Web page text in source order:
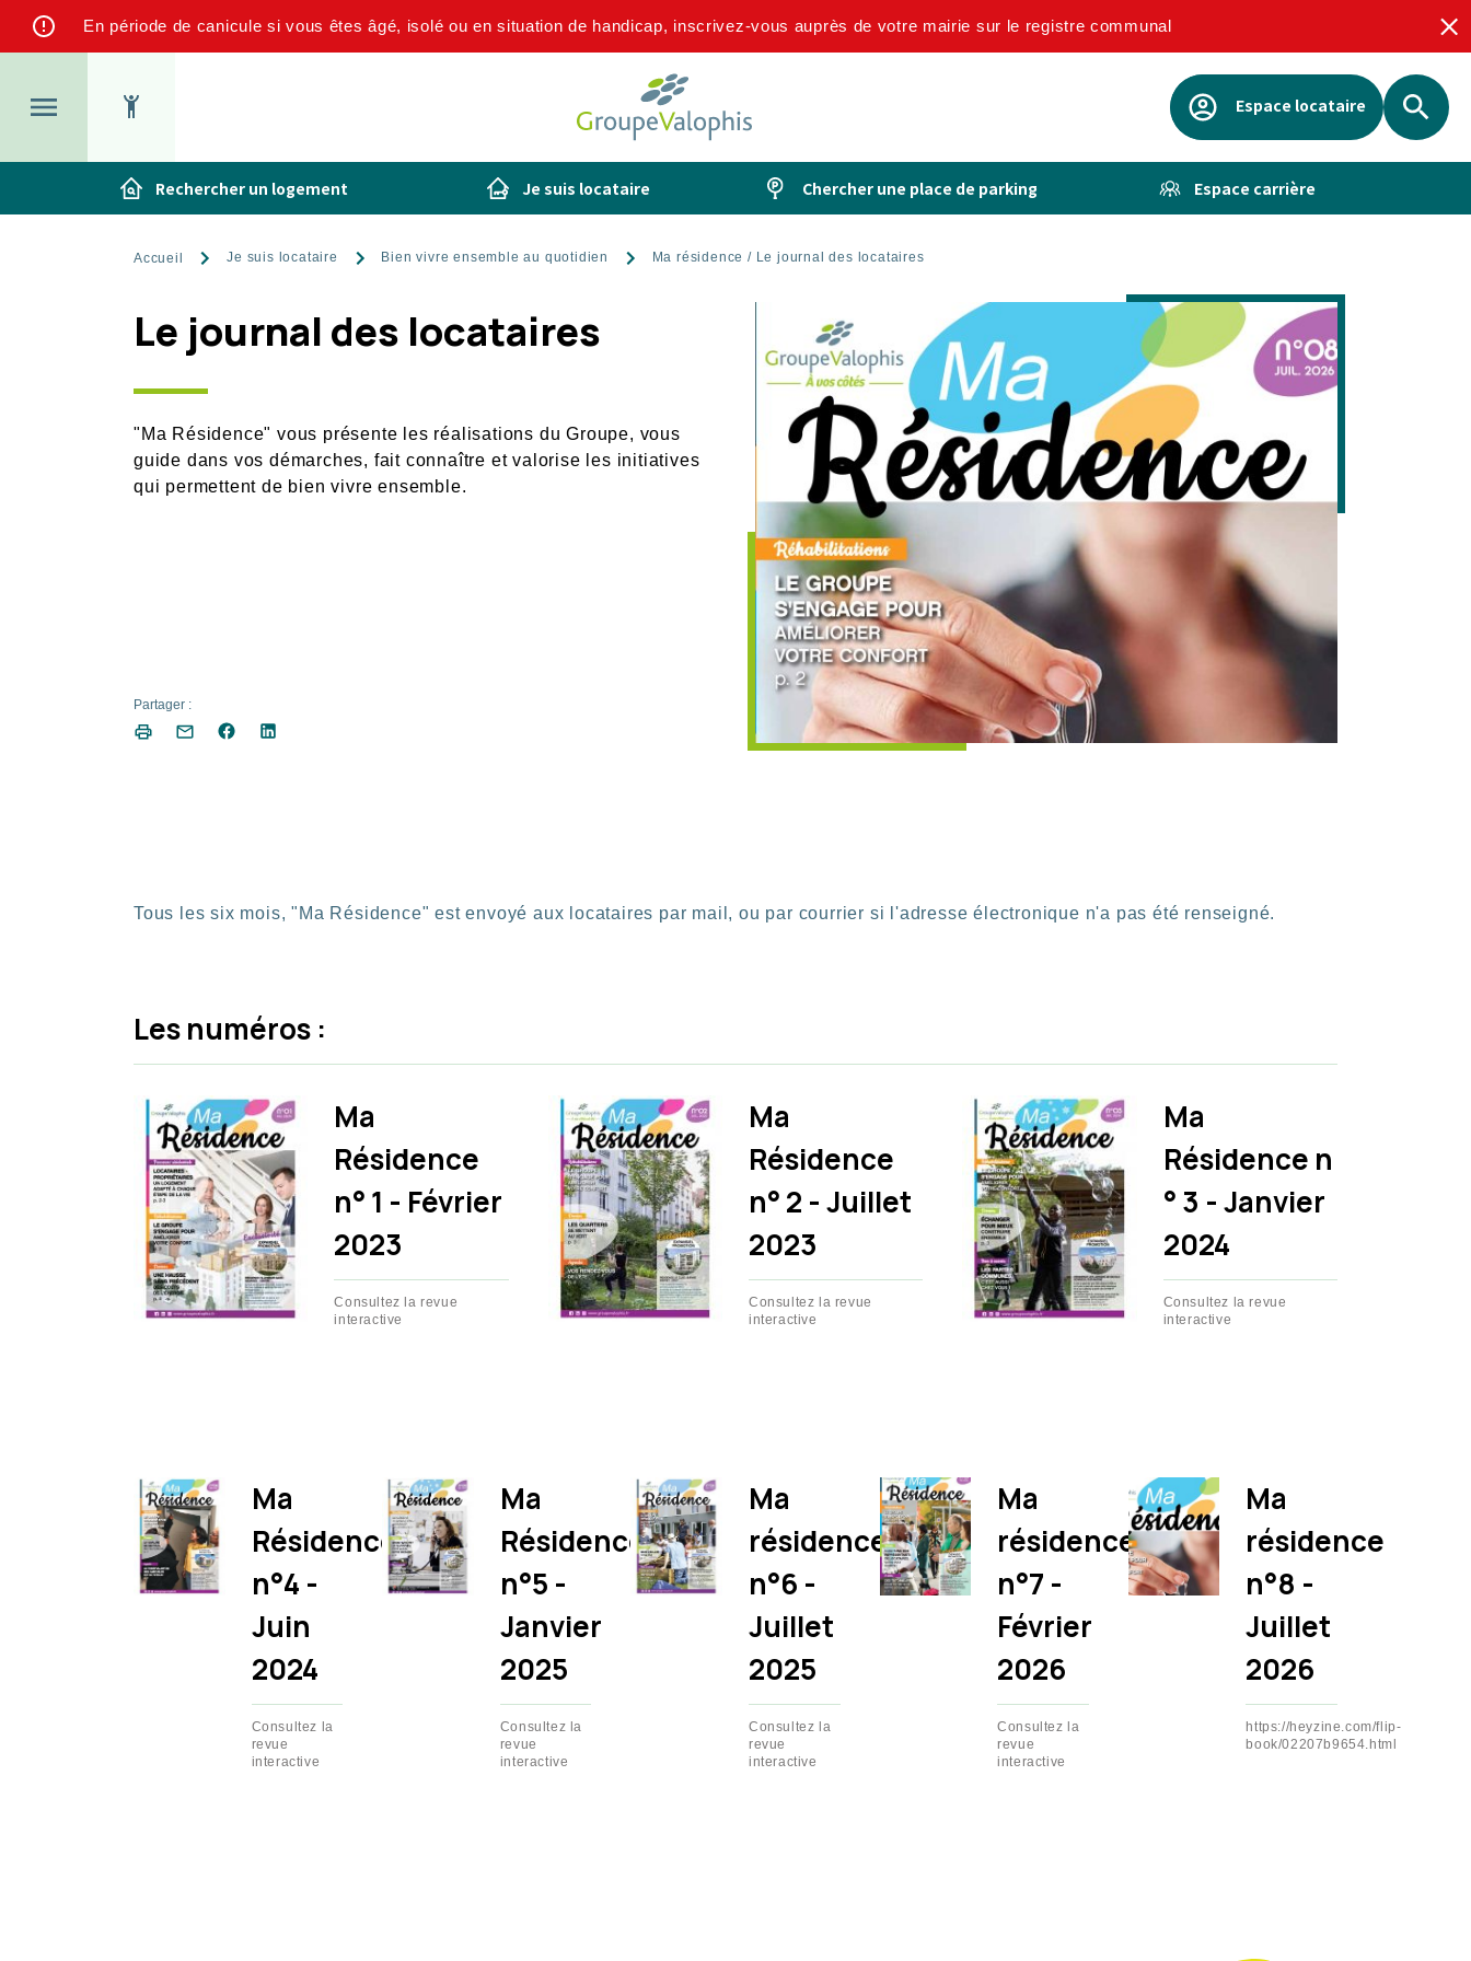
Aller
En période de canicule si vous êtes âgé, isolé ou en situation de handicap, inscrivez-vous auprès de votre mairie sur le registre communal
Espace locataire
top
Rechercher un logement Je suis locataire Chercher une place de parking Espace carrière
Fil
Accueil Je suis locataire Bien vivre ensemble au quotidien Ma résidence / Le journal des locataires
Le journal des locataires
"Ma Résidence" vous présente les réalisations du Groupe, vous
guide dans vos démarches, fait connaître et valorise les initiatives
qui permettent de bien vivre ensemble.
Partager :
Tous les six mois, "Ma Résidence" est envoyé aux locataires par mail, ou par courrier si l'adresse électronique n'a pas été renseigné.
Les numéros :
Ma
Résidence
n° 1 - Février
2023
Consultez la revue
interactive
Ma
Résidence
n° 2 - Juillet
2023
Consultez la revue
interactive
Ma
Résidence n
° 3 - Janvier
2024
Consultez la revue
interactive
Ma
Résidence
n°4 -
Juin
2024
Consultez la
revue
interactive
Ma
Résidence
n°5 -
Janvier
2025
Consultez la
revue
interactive
Ma
résidence
n°6 -
Juillet
2025
Consultez la
revue
interactive
Ma
résidence
n°7 -
Février
2026
Consultez la
revue
interactive
Ma
résidence
n°8 -
Juillet
2026
https://heyzine.com/flip-
book/02207b9654.html